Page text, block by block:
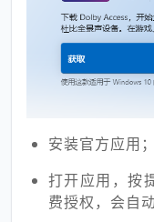
安装官方应用；
打开应用，按
费授权，会自